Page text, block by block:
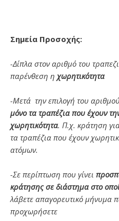
Σημεία Προσοχής:
-Δίπλα στον αριθμό του
παρένθεση η χωρητικότητα
-Μετά την επιλογή του
μόνο τα τραπέζια που έχουν
χωρητικότητα. Π.χ. κράτηση
τα τραπέζια που έχουν
ατόμων.
-Σε περίπτωση που γίνει
κράτησης σε διάστημα στο
λάβετε απαγορευτικό μήνυμα
προχωρήσετε